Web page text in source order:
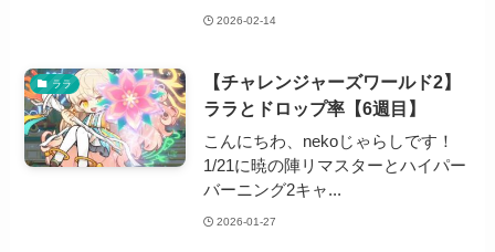
2026-02-14
ララ
【チャレンジャーズワールド2】
ララとドロップ率【6週目】
こんにちわ、nekoじゃらしです！
1/21に暁の陣リマスターとハイパー
バーニング2キャ...
2026-01-27